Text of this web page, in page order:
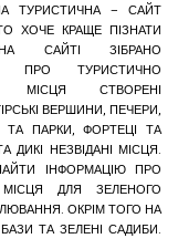
ТУРИСТИЧНА – САЙТ
ХОЧЕ КРАЩЕ ПІЗНАТИ
САЙТІ ЗІБРАНО
ПРО ТУРИСТИЧНО
МІСЦЯ СТВОРЕНІ
ВЕРШИНИ, ПЕЧЕРИ,
ПАРКИ, ФОРТЕЦІ ТА
НЕЗВІДАНІ МІСЦЯ.
ІНФОРМАЦІЮ ПРО
МІСЦЯ ДЛЯ ЗЕЛЕНОГО
ОКРІМ ТОГО НА
ТА ЗЕЛЕНІ САДИБИ.